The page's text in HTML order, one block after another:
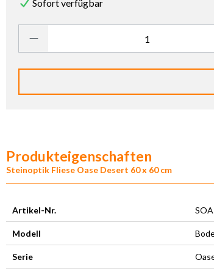
Sofort verfügbar
Produkteigenschaften
Steinoptik Fliese Oase Desert 60 x 60 cm
Artikel-Nr.
Modell
Serie